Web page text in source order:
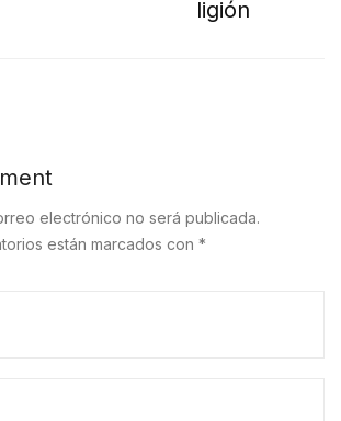
ligión
electrónico no será publicada.
están marcados con *